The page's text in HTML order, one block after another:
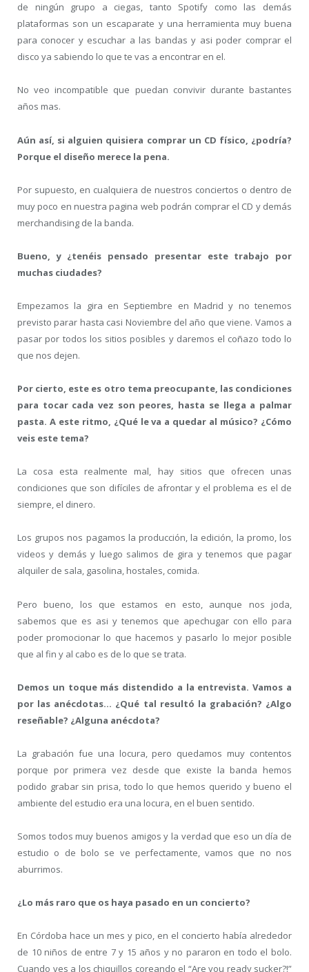
de ningún grupo a ciegas, tanto Spotify como las demás
plataformas son un escaparate y una herramienta muy buena
para conocer y escuchar a las bandas y asi poder comprar el
disco ya sabiendo lo que te vas a encontrar en el.
No veo incompatible que puedan convivir durante bastantes
años mas.
Aún así, si alguien quisiera comprar un CD físico, ¿podría?
Porque el diseño merece la pena.
Por supuesto, en cualquiera de nuestros conciertos o dentro de
muy poco en nuestra pagina web podrán comprar el CD y demás
merchandising de la banda.
Bueno, y ¿tenéis pensado presentar este trabajo por
muchas ciudades?
Empezamos la gira en Septiembre en Madrid y no tenemos
previsto parar hasta casi Noviembre del año que viene. Vamos a
pasar por todos los sitios posibles y daremos el coñazo todo lo
que nos dejen.
Por cierto, este es otro tema preocupante, las condiciones
para tocar cada vez son peores, hasta se llega a palmar
pasta. A este ritmo, ¿Qué le va a quedar al músico? ¿Cómo
veis este tema?
La cosa esta realmente mal, hay sitios que ofrecen unas
condiciones que son difíciles de afrontar y el problema es el de
siempre, el dinero.
Los grupos nos pagamos la producción, la edición, la promo, los
videos y demás y luego salimos de gira y tenemos que pagar
alquiler de sala, gasolina, hostales, comida.
Pero bueno, los que estamos en esto, aunque nos joda,
sabemos que es asi y tenemos que apechugar con ello para
poder promocionar lo que hacemos y pasarlo lo mejor posible
que al fin y al cabo es de lo que se trata.
Demos un toque más distendido a la entrevista. Vamos a
por las anécdotas… ¿Qué tal resultó la grabación? ¿Algo
reseñable? ¿Alguna anécdota?
La grabación fue una locura, pero quedamos muy contentos
porque por primera vez desde que existe la banda hemos
podido grabar sin prisa, todo lo que hemos querido y bueno el
ambiente del estudio era una locura, en el buen sentido.
Somos todos muy buenos amigos y la verdad que eso un día de
estudio o de bolo se ve perfectamente, vamos que no nos
aburrimos.
¿Lo más raro que os haya pasado en un concierto?
En Córdoba hace un mes y pico, en el concierto había alrededor
de 10 niños de entre 7 y 15 años y no pararon en todo el bolo.
Cuando ves a los chiquillos coreando el “Are you ready sucker?!”